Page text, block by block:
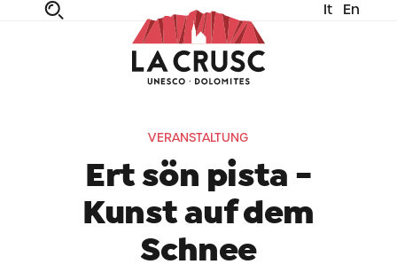
It En
VERANSTALTUNG
Ert sön pista -
Kunst auf dem
Schnee